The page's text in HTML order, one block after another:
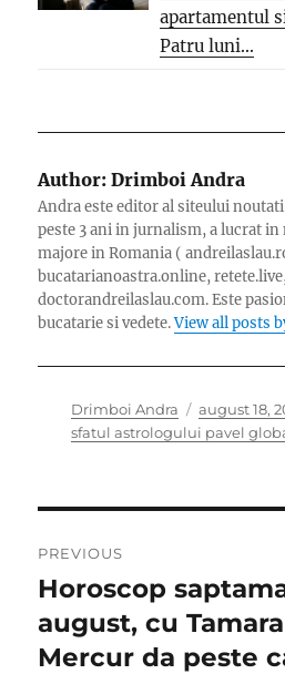
apartamentul
Patru luni...
Author: Drimboi Andra
Andra este editor al siteului
peste 3 ani in jurnalism, a lucrat
majore in Romania (
bucatarianoastra.online,
doctorandreilaslau.com. Este
bucatarie si vedete.View all posts
Author
Drimboi Andra
Posted
on
august 18,
sfatul astrologului pavel
în
articole
PREVIOUS
Previous
post:
Horoscop
august, cu
Mercur da peste